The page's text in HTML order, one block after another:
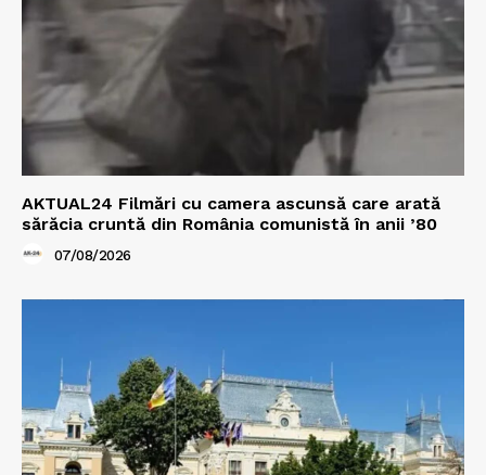
AKTUAL24 Filmări cu camera ascunsă care arată
sărăcia cruntă din România comunistă în anii ’80
07/08/2026